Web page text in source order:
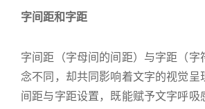
字间距和字距
字间距（字母间的间距）与字距（字
念不同，却共同影响着文字的视觉呈
间距与字距设置，既能赋予文字呼吸